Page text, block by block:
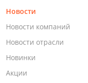
Новости
Новости компаний
Новости отрасли
Новинки
Акции